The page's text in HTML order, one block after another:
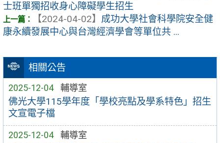
相關公告
2025-12-04 輔導室
佛光大學115學年度「學校亮點及學系特色」招生
文宣電子檔
2025-12-04 輔導室
士班單獨招收身心障礙學生招生
【2024-04-02】 成功大學社會科學院安全健
康永續發展中心與台灣經濟學會等單位共 ...